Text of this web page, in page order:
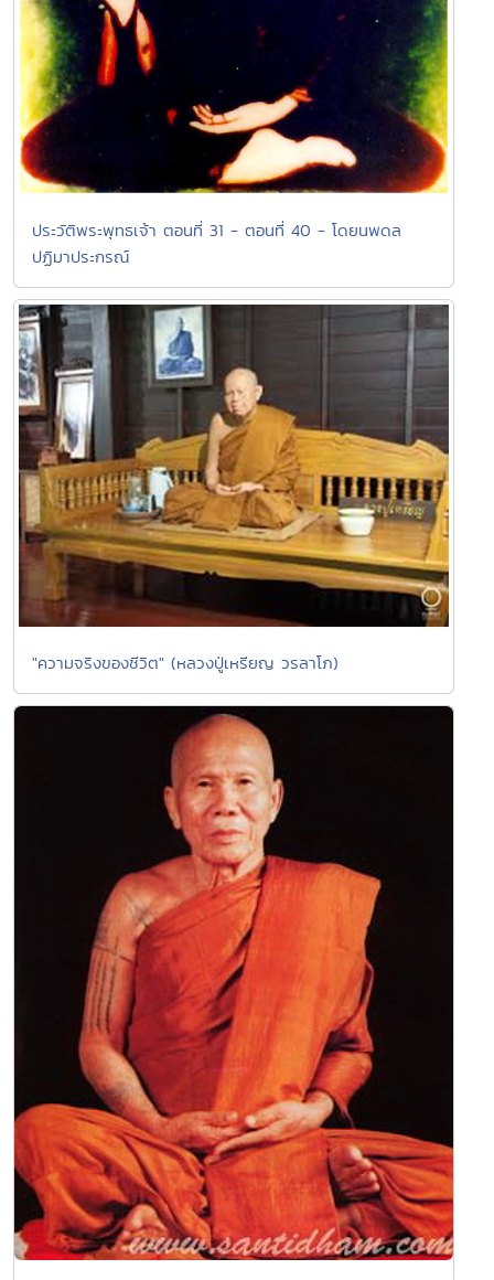
ประวัติพระพุทธเจ้า ตอนที่ 31 - ตอนที่ 40 - โดยนพดล
ปฏิมาประกรณ์
"ความจริงของชีวิต" (หลวงปู่เหรียญ วรลาโภ)